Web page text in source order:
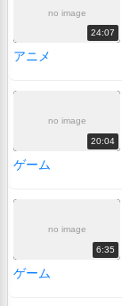
no image
24:07
アニメ
no image
20:04
ゲーム
no image
6:35
ゲーム